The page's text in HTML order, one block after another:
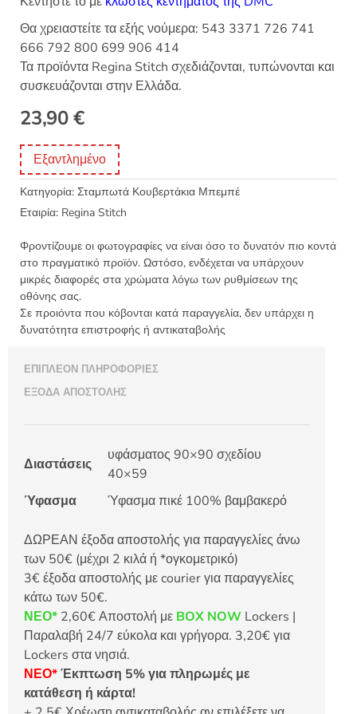
Θα χρειαστείτε τα εξής νούμερα: 543 3371 726 741
666 792 800 699 906 414
Τα προϊόντα Regina Stitch σχεδιάζονται, τυπώνονται και
συσκευάζονται στην Ελλάδα.
23,90€
Εξαντλημένο
Κατηγορία: Σταμπωτά Κουβερτάκια Μπεμπέ
Εταιρία: Regina Stitch
Φροντίζουμε οι φωτογραφίες να είναι όσο το δυνατόν πιο κοντά
στο πραγματικό προϊόν. Ωστόσο, ενδέχεται να υπάρχουν
μικρές διαφορές στα χρώματα λόγω των ρυθμίσεων της
οθόνης σας.
Σε προιόντα που κόβονται κατά παραγγελία, δεν υπάρχει η
δυνατότητα επιστροφής ή αντικαταβολής
ΕΠΙΠΛΈΟΝ ΠΛΗΡΟΦΟΡΊΕΣ
ΈΞΟΔΑ ΑΠΟΣΤΟΛΉΣ
Διαστάσεις
υφάσματος 90×90 σχεδίου
40×59
Ύφασμα
Ύφασμα πικέ 100% βαμβακερό
ΔΩΡΕΑΝ έξοδα αποστολής για παραγγελίες άνω
των 50€ (μέχρι 2 κιλά ή *ογκομετρικό)
3€ έξοδα αποστολής με courier για παραγγελίες
κάτω των 50€.
ΝΕΟ* 2,60€ Αποστολή με BOX NOW Lockers |
Παραλαβή 24/7 εύκολα και γρήγορα. 3,20€ για
Lockers στα νησιά.
ΝΕΟ*Έκπτωση 5% για πληρωμές με
κατάθεση ή κάρτα!